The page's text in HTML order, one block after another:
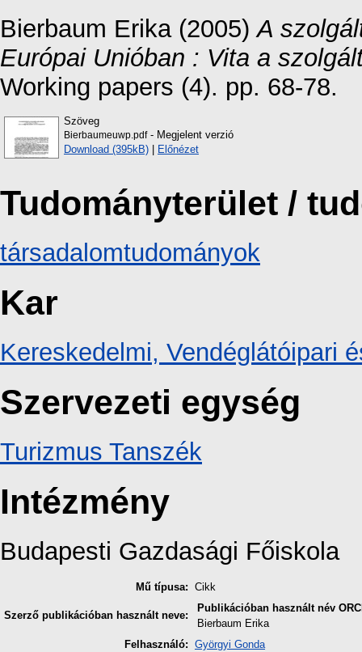
Bierbaum Erika(2005)A
Európai Unióban : Vita a
Working papers (4). pp. 68-78.
Szöveg
Bierbaumeuwp.pdf- Megjelent verzió
Download (395kB) | Előnézet
Tudományterület /
társadalomtudományok
Kar
Kereskedelmi, Vendéglátóipari
Szervezeti egység
Turizmus Tanszék
Intézmény
Budapesti Gazdasági Főiskola
Mű típusa: Cikk
Szerző publikációban használt neve:
Publikációban használt név
Bierbaum Erika
Felhasználó: Györgyi Gonda